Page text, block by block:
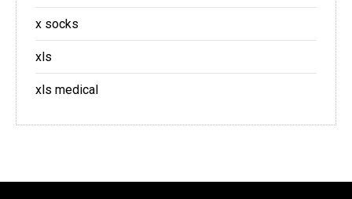
x socks
xls
xls medical